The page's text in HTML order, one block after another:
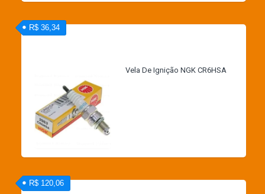
Vela De Ignição NGK CR6HSA
R$ 36,34
R$ 120,06